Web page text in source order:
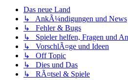
Das neue Land
↳ AnkÃ¼ndigungen und News
↳ Fehler & Bugs
↳ Spieler helfen, Fragen und
↳ VorschlÃ¤ge und Ideen
↳ Off Topic
↳ Dies und Das
↳ RÃ¤tsel & Spiele